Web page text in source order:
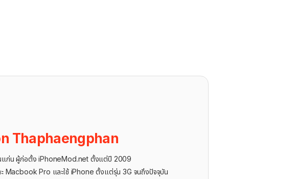
Thaphaengphan
แก่น ผู้ก่อตั้ง iPhoneMod.net ตั้งแต่ปี 2009
Macbook Pro และใช้ iPhone ตั้งแต่รุ่น 3G จนถึงปัจจุบัน